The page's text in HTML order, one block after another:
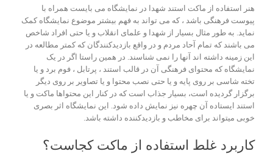
هنر استفاده از ماکت استند شهدا در نمایشگاه می بایست همراه با
پیوست فرهنگی باشد ، که می تواند به فهم بیشتر موضوع نمایشگاه کمک
نماید. به طور مثال بسیار از شهدا و علمای انقلاب و یا حتی افراد شاخص
می باشند که تمام آحاد مردم و در واقع بازدیدکنندگان که کمتر مطالعه در
این زمینه داشته اند آنها را نمی شناسند. در همین راستا اگر در یک
نمایشگاه که محتوای فرهنگی آن در قالب استند ، پرتابل ، فوم برد و یا
تخته شاسی بر روی پایه و یا حتی نصب محتوا و یا تصاویر بر روی دیگر
برگزار گردیده است، بسیار جذاب است که در کنار این محتواها ماکت و یا
استند ایستاده آن چهره نیز نمایش داده شود. این نمایشگاه اثر بصری
خوبی میتواند برای مخاطب و بازدیدکننده داشته باشد.
کاربرد غلط استفاده از ماکت کجاست؟